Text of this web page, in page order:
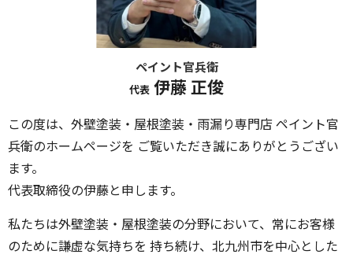
ペイント官兵衛
代表 伊藤 正俊
この度は、外壁塗装・屋根塗装・雨漏り専門店 ペイント官
兵衛のホームページを ご覧いただき誠にありがとうござい
ます。
代表取締役の伊藤と申します。
私たちは外壁塗装・屋根塗装の分野において、常にお客様
のために謙虚な気持ちを 持ち続け、北九州市を中心とした